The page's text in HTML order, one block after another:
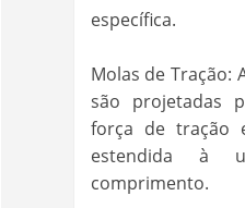
específica.
Molas de Tração:
são projetadas
força de tração
estendida à
comprimento.